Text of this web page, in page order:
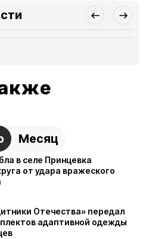
Месяц
в селе Принцевка
от удара вражеского
Отечества» передал
адаптивной одежды